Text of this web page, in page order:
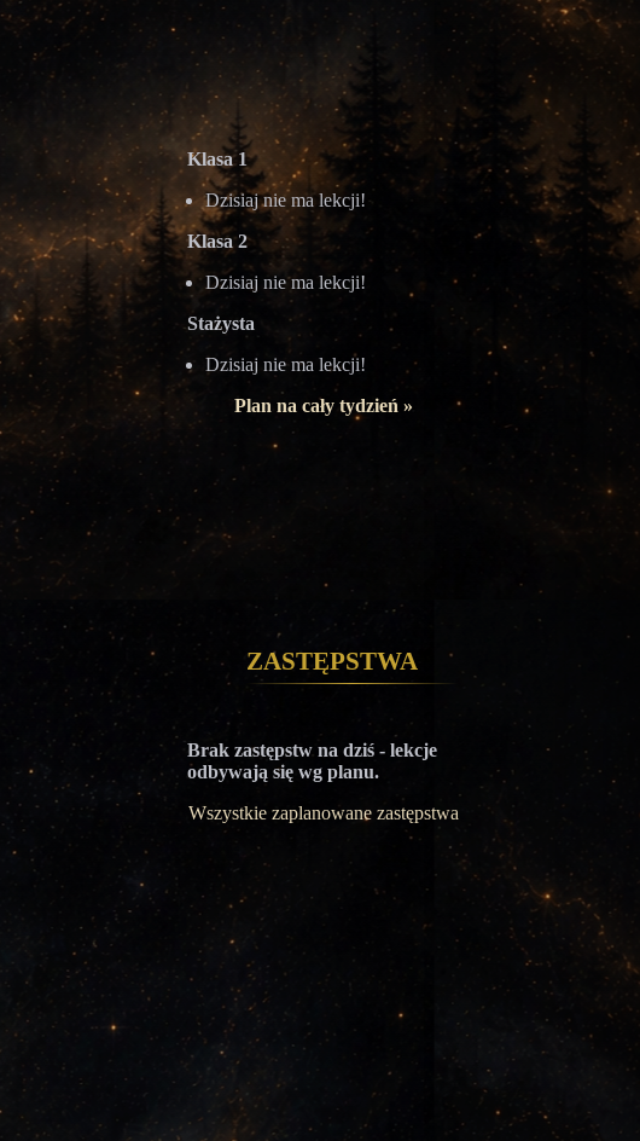
Klasa 1
Dzisiaj nie ma lekcji!
Klasa 2
Dzisiaj nie ma lekcji!
Stażysta
Dzisiaj nie ma lekcji!
Plan na cały tydzień »
Zastępstwa
Brak zastępstw na dziś - lekcje
odbywają się wg planu.
Wszystkie zaplanowane zastępstwa